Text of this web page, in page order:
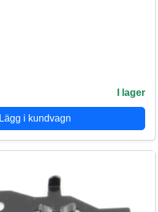
I lager
Lägg i kundvagn